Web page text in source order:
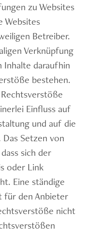
zu Websites
Websites
Betreiber.
Verknüpfung
daraufhin
bestehen.
Einfluss auf
und auf die
Setzen von
sich der
oder Link
Eine ständige
für den Anbieter
nicht